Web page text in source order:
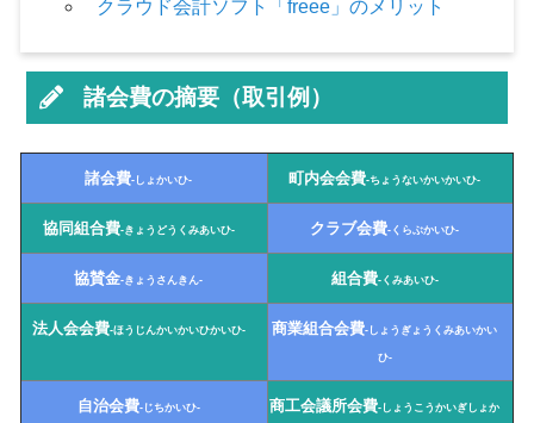
クラウド会計ソフト「freee」のメリット
諸会費の摘要（取引例）
諸会費-しょかいひ- 町内会会費-ちょうないかいかいひ-
協同組合費-きょうどうくみあいひ- クラブ会費-くらぶかいひ-
協賛金-きょうさんきん- 組合費-くみあいひ-
法人会会費-ほうじんかいかいひかいひ- 商業組合会費-しょうぎょうくみあいかい
ひ-
自治会費-じちかいひ- 商工会議所会費-しょうこうかいぎしょか